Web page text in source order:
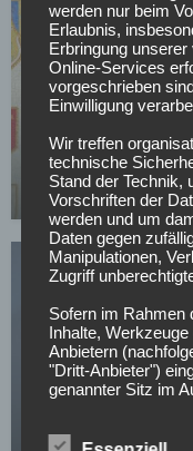
LALIGA
Emmanuel
eines
09.07.2026
LALIGA
über Kabinenzoff
werden nur beim
Erlaubnis,
Erbringung
Online-Services
vorgeschrieben
Einwilligung
Wir treffen
technische
Stand der Technik,
Vorschriften der
werden und um
Daten gegen
Manipulationen,
Zugriff
Sofern im Rahmen
Inhalte,
Anbietern
"Dritt-Anbieter")
genannter Sitz im
Drittstaaten erfolgt